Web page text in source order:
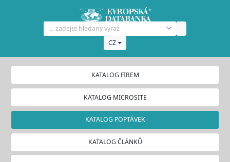
CZ
KATALOG FIREM
KATALOG MICROSITE
KATALOG POPTÁVEK
KATALOG ČLÁNKŮ